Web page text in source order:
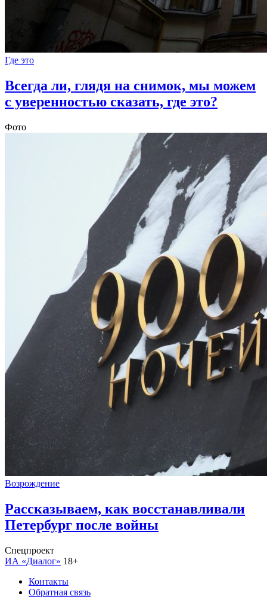
Где это
Всегда ли, глядя на снимок, мы можем
с уверенностью сказать, где это?
Фото
Возрождение
Рассказываем, как восстанавливали
Петербург после войны
Спецпроект
ИА «Диалог» 18+
Контакты
Обратная связь